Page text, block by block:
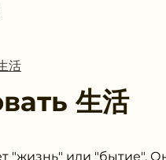
活
生活
"жизнь" или "бытие".